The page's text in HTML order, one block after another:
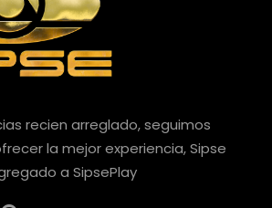
recien arreglado, seguimos
la mejor experiencia, Sipse
a SipsePlay